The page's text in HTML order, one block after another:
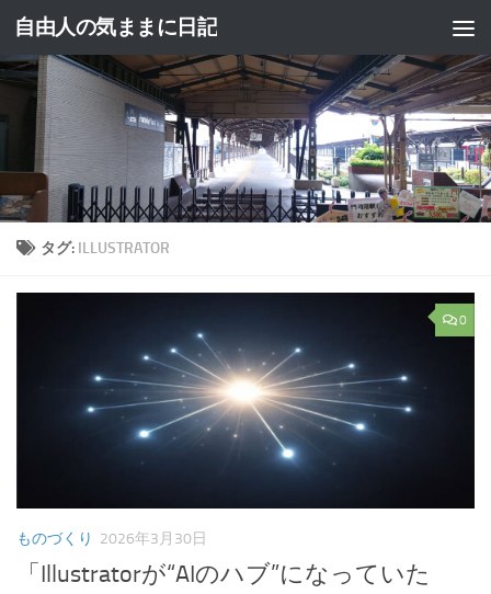
コンテンツへスキップ
自由人の気ままに日記
タグ: ILLUSTRATOR
0
ものづくり 2026年3月30日
「Illustratorが“AIのハブ”になっていた